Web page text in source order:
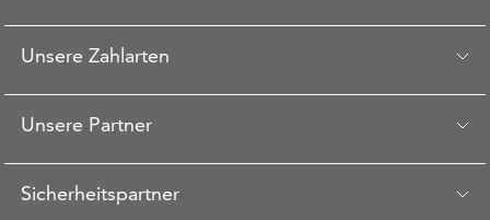
Unsere Zahlarten
Unsere Partner
Sicherheitspartner